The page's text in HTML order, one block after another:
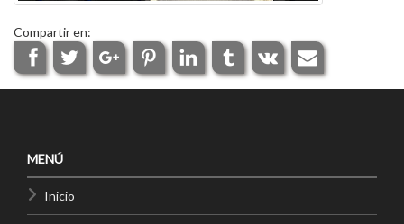
Compartir en:
MENÚ
Inicio